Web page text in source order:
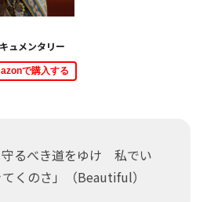
ュメンタリー
で購入する
るべき道をゆけ 私でい
くのさ」（Beautiful）